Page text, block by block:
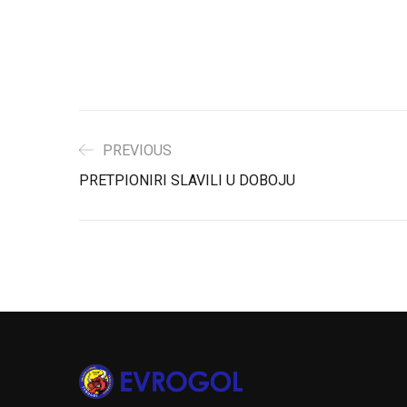
PREVIOUS
PRETPIONIRI SLAVILI U DOBOJU